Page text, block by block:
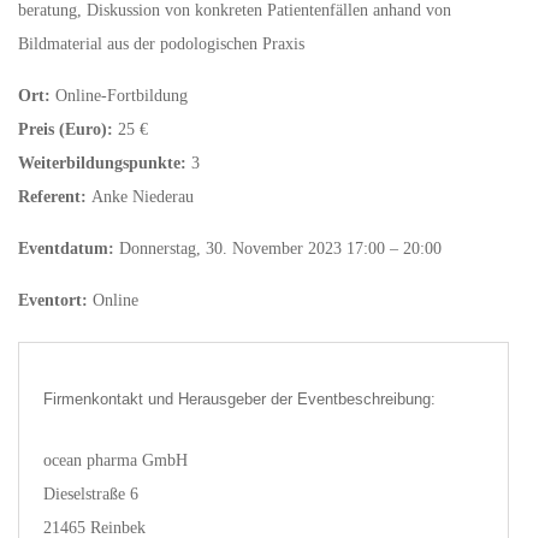
beratung, Diskussion von konkreten Patientenfällen anhand von
Bildmaterial aus der podologischen Praxis
Ort: Online-Fortbildung
Preis (Euro): 25 €
Weiterbildungspunkte: 3
Referent: Anke Niederau
Eventdatum: Donnerstag, 30. November 2023 17:00 – 20:00
Eventort: Online
Firmenkontakt und Herausgeber der Eventbeschreibung:
ocean pharma GmbH
Dieselstraße 6
21465 Reinbek